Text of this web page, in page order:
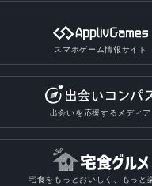
スマホゲーム情報サイト
出会いを応援するメディア
宅食をもっとおいしく、もっと